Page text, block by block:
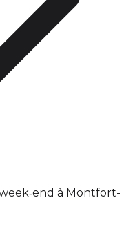
à Montfort-